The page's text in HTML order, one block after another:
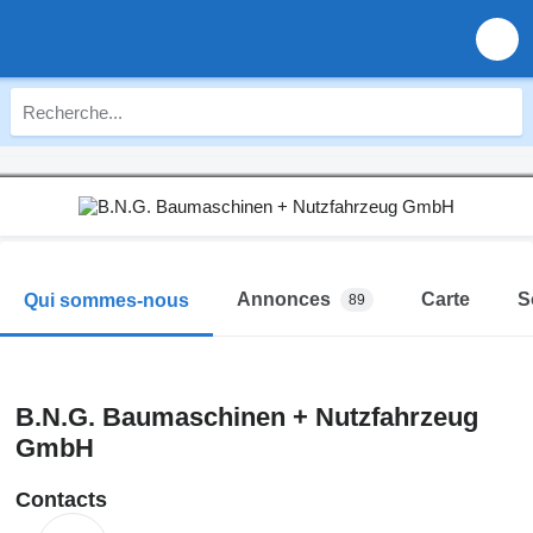
Qui sommes-nous Annonces 89 Carte
B.N.G. Baumaschinen + Nutzfahrzeug
GmbH
Contacts